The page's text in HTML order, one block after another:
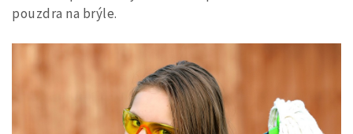
pouzdra na brýle.